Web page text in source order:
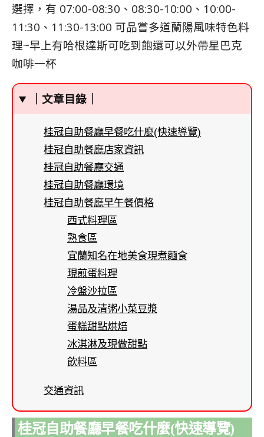
選擇，有 07:00-08:30、08:30-10:00、10:00-
11:30、11:30-13:00 可品嘗多道蘭陽風味特色料
理~早上有哈根達斯可吃到飽還可以外帶星巴克
咖啡一杯
｜文章目錄｜
桂冠自助餐廳早餐吃什麼(快速導覽)
桂冠自助餐廳店家資訊
桂冠自助餐廳交通
桂冠自助餐廳環境
桂冠自助餐廳早午餐價格
西式料理區
熟食區
宜蘭知名在地美食現煮麵食
現煎蛋料理
冷盤沙拉區
湯品及清粥小菜豆漿
蛋糕甜點烘焙
冰淇淋及現做甜點
飲料區
交通資訊
桂冠自助餐廳早餐吃什麼(快速導覽)